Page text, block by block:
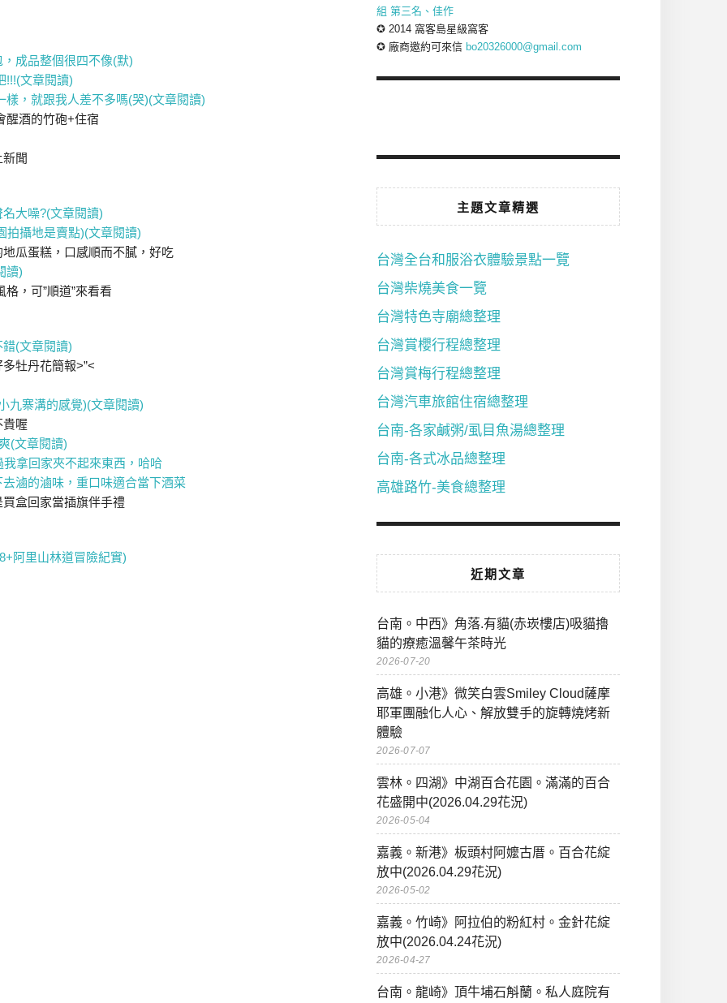
成品整個很四不像(默)
!!!(文章閱讀)
，就跟我人差不多嗎(哭)(文章閱讀)
醒酒的竹砲+住宿
聞
大噪?(文章閱讀)
拍攝地是賣點)(文章閱讀)
瓜蛋糕，口感順而不膩，好吃
讀)
，可”順道”來看看
(文章閱讀)
牡丹花簡報>”<
九寨溝的感覺)(文章閱讀)
貴喔
(文章閱讀)
拿回家夾不起來東西，哈哈
滷的滷味，重口味適合當下酒菜
盒回家當插旗伴手禮
阿里山林道冒險紀實)
組 第三名、佳作
✪ 2014 窩客島星級窩客
✪ 廠商邀約可來信 bo20326000@gmail.com
主題文章精選
台灣全台和服浴衣體驗景點一覽
台灣柴燒美食一覽
台灣特色寺廟總整理
台灣賞櫻行程總整理
台灣賞梅行程總整理
台灣汽車旅館住宿總整理
台南-各家鹹粥/虱目魚湯總整理
台南-各式冰品總整理
高雄路竹-美食總整理
近期文章
台南。中西》角落.有貓(赤崁樓店)吸貓擼
貓的療癒溫馨午茶時光
2026-07-20
高雄。小港》微笑白雲Smiley Cloud薩摩
耶軍團融化人心、解放雙手的旋轉燒烤新
體驗
2026-07-07
雲林。四湖》中湖百合花園。滿滿的百合
花盛開中(2026.04.29花況)
2026-05-04
嘉義。新港》板頭村阿嬤古厝。百合花綻
放中(2026.04.29花況)
2026-05-02
嘉義。竹崎》阿拉伯的粉紅村。金針花綻
放中(2026.04.24花況)
2026-04-27
台南。龍崎》頂牛埔石斛蘭。私人庭院有